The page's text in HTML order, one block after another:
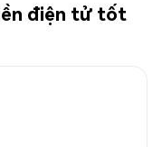
điện tử tốt